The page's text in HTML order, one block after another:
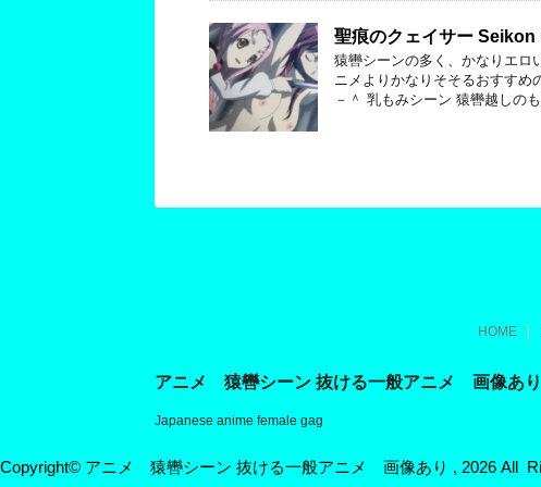
聖痕のクェイサー
猿轡シーンの多く、かなりエロ
ニメよりかなりそそるおすすめ
－＾ 乳もみシーン 猿轡越しの
HOME
アニメ 猿轡シーン 抜ける一般アニメ 画像あり
Japanese anime female gag
Copyright© アニメ 猿轡シーン 抜ける一般アニメ 画像あり , 2026 All